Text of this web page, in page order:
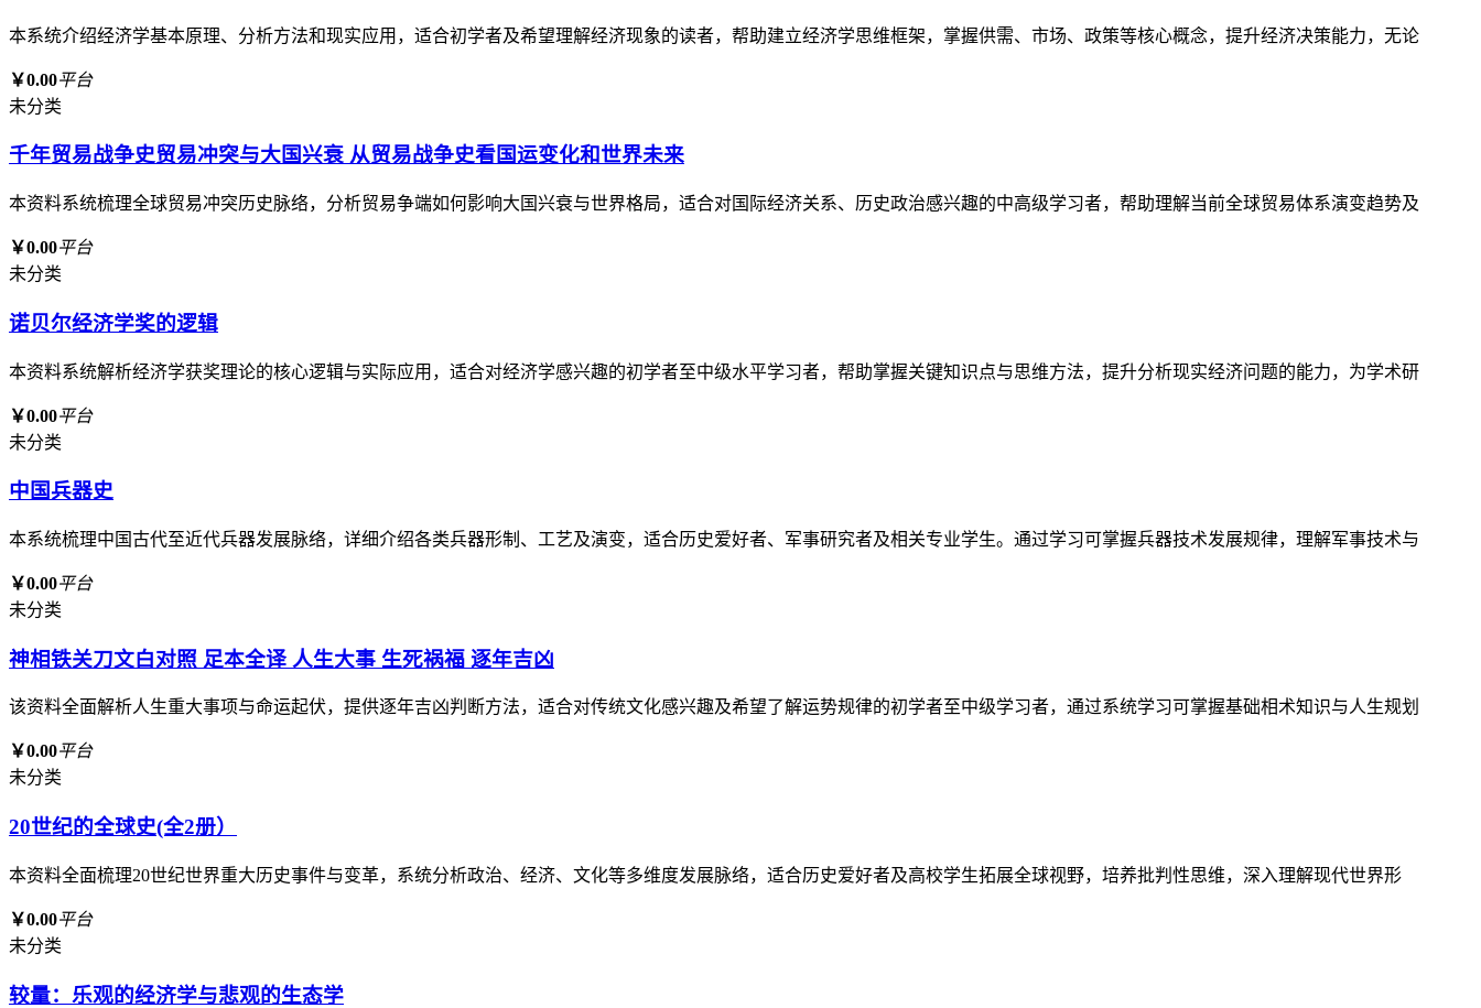
本系统介绍经济学基本原理、分析方法和现实应用，适合初学者及希望理解经济现象的读者，帮助建立经济学思维框架，掌握供需、市场、政策等核心概念，提升经济决策能力，无论
￥0.00平台
未分类
千年贸易战争史贸易冲突与大国兴衰 从贸易战争史看国运变化和世界未来
本资料系统梳理全球贸易冲突历史脉络，分析贸易争端如何影响大国兴衰与世界格局，适合对国际经济关系、历史政治感兴趣的中高级学习者，帮助理解当前全球贸易体系演变趋势及
￥0.00平台
未分类
诺贝尔经济学奖的逻辑
本资料系统解析经济学获奖理论的核心逻辑与实际应用，适合对经济学感兴趣的初学者至中级水平学习者，帮助掌握关键知识点与思维方法，提升分析现实经济问题的能力，为学术研
￥0.00平台
未分类
中国兵器史
本系统梳理中国古代至近代兵器发展脉络，详细介绍各类兵器形制、工艺及演变，适合历史爱好者、军事研究者及相关专业学生。通过学习可掌握兵器技术发展规律，理解军事技术与
￥0.00平台
未分类
神相铁关刀文白对照 足本全译 人生大事 生死祸福 逐年吉凶
该资料全面解析人生重大事项与命运起伏，提供逐年吉凶判断方法，适合对传统文化感兴趣及希望了解运势规律的初学者至中级学习者，通过系统学习可掌握基础相术知识与人生规划
￥0.00平台
未分类
20世纪的全球史(全2册）
本资料全面梳理20世纪世界重大历史事件与变革，系统分析政治、经济、文化等多维度发展脉络，适合历史爱好者及高校学生拓展全球视野，培养批判性思维，深入理解现代世界形
￥0.00平台
未分类
较量：乐观的经济学与悲观的生态学